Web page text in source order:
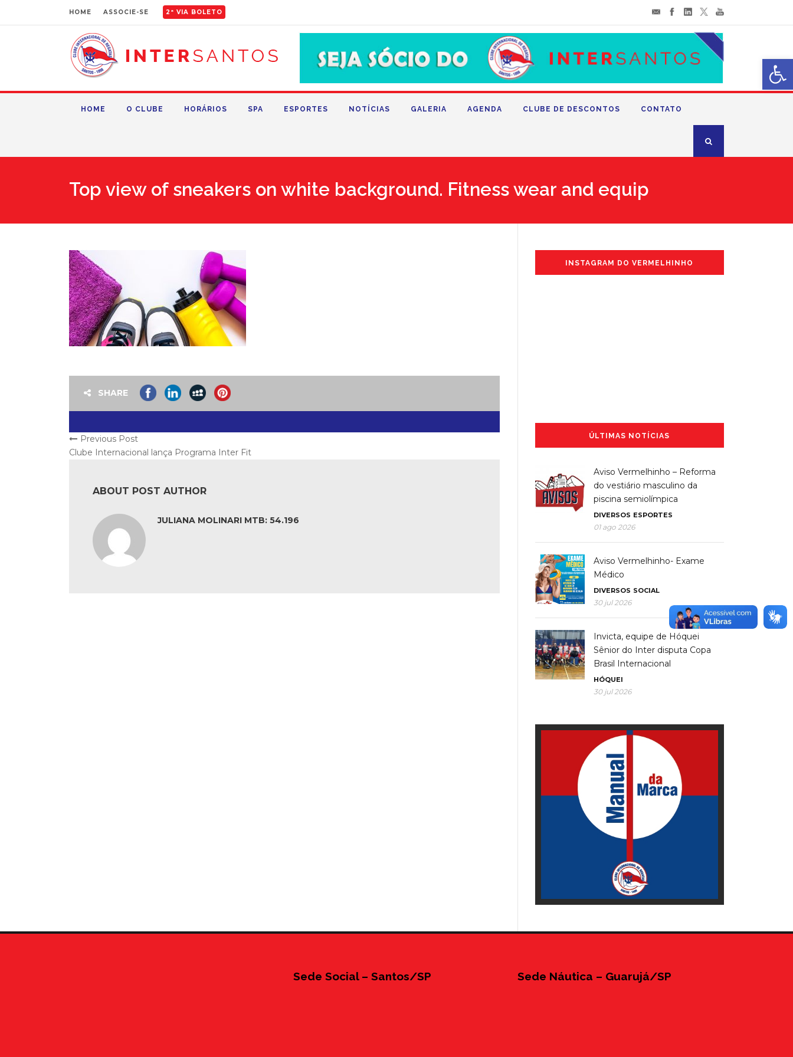
HOME ASSOCIE-SE 2ª VIA BOLETO
HOME O CLUBE HORÁRIOS SPA ESPORTES NOTÍCIAS GALERIA AGENDA CLUBE DE DESCONTOS CONTATO
Top view of sneakers on white background. Fitness wear and equip
SHARE
Previous Post
Clube Internacional lança Programa Inter Fit
ABOUT POST AUTHOR
JULIANA MOLINARI MTB: 54.196
INSTAGRAM DO VERMELHINHO
ÚLTIMAS NOTÍCIAS
Aviso Vermelhinho – Reforma
do vestiário masculino da
piscina semiolímpica
DIVERSOS ESPORTES
01 ago 2026
Aviso Vermelhinho- Exame
Médico
DIVERSOS SOCIAL
30 jul 2026
Invicta, equipe de Hóquei
Sênior do Inter disputa Copa
Brasil Internacional
HÓQUEI
30 jul 2026
Sede Social – Santos/SP Sede Náutica – Guarujá/SP
Abrir